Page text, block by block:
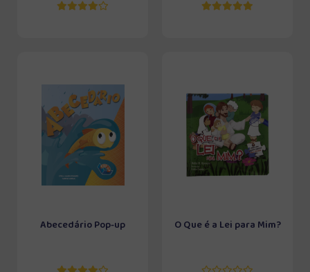
Abecedário Pop-up O Que é a Lei para Mim?